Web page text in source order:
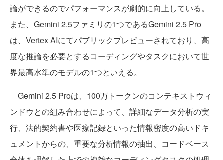
論ができるのでパフォーマンスが劇的に向上している。
また、Gemini 2.5ファミリの1つであるGemini 2.5 Pro
は、Vertex AIにてパブリックプレビューされており、高
度な推論を必要とするコーディングやタスクにおいて世
界最高水準のモデルの1つといえる。
Gemini 2.5 Proは、100万トークンのコンテキストウィ
ンドウとの組み合わせによって、詳細なデータ分析の実
行、法的契約書や医療記録といった情報密度の高いドキ
ュメントからの、重要な分析情報の抽出、コードベース